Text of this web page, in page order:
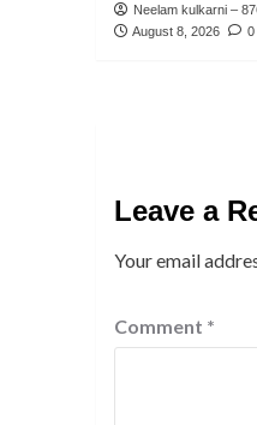
Neelam kulkarni –
August 8, 2026
0
Leave a
Your email
Comment *